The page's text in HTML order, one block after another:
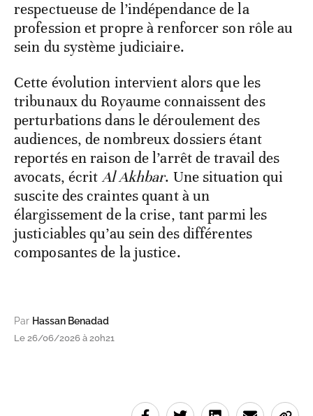
respectueuse de l’indépendance de la
profession et propre à renforcer son rôle au
sein du système judiciaire.
Cette évolution intervient alors que les
tribunaux du Royaume connaissent des
perturbations dans le déroulement des
audiences, de nombreux dossiers étant
reportés en raison de l’arrêt de travail des
avocats, écritAl Akhbar. Une situation qui
suscite des craintes quant à un
élargissement de la crise, tant parmi les
justiciables qu’au sein des différentes
composantes de la justice.
Par Hassan Benadad
Le 26/06/2026 à 20h21